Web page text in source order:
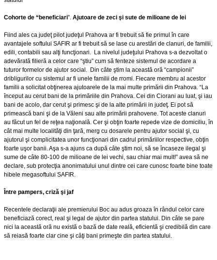
Cohorte de “beneficiari”. Ajutoare de zeci şi sute de milioane de lei
Fiind ales ca judeţ pilot judeţul Prahova ar fi trebuit să fie primul în care
avantajele softului SAFIR ar fi trebuit să se lase cu arestări de clanuri, de familii,
edili, contabili sau alţi funcţionari. La nivelul judeţului Prahova s-a dezvoltat o
adevărată filieră a celor care “ştiu” cum să fenteze sistemul de acordare a
tuturor formelor de ajutor social. Din câte ştim la această oră “campionii”
dribligurilor cu sistemul ar fi unele familii de rromi. Fiecare membru al acestor
familii a solicitat obţinerea ajutoarele de la mai multe primării din Prahova. “La
început au cerut bani de la primăriile din Prahova. Cei din Ciorani au luat, şi iau
bani de acolo, dar cerut şi primesc şi de la alte primării in judeţ. Ei pot să
primească bani şi de la Văleni sau alte primării prahovene. Tot aceste clanuri
au făcut un fel de reţea naţională. Cer şi obţin foarte repede vize de domiciliu, în
cât mai multe localităţi din ţară, merg cu dosarele pentru ajutor social şi, cu
ajutorul şi complicitatea unor funcţionari din cadrul primăriilor respective, obţin
foarte uşor banii. Aşa s-a ajuns ca după câte ştim noi, să se încaseze ilegal şi
sume de câte 80-100 de milioane de lei vechi, sau chiar mai mult!” avea să ne
declare, sub protecţia anonimatului unul dintre cei care cunosc foarte bine toate
hibele megasoftului SAFIR.
Între pampers, criză şi jaf
Recentele declaraţii ale premierului Boc au adus groaza în rândul celor care
beneficiază corect, real şi legal de ajutor din partea statului. Din câte se pare
nici la această oră nu există o bază de date reală, eficientă şi credibilă din care
să reiasă foarte clar cine şi câţi bani primeşte din partea statului.